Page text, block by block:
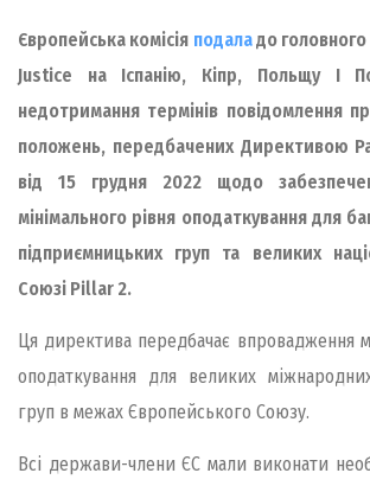
Європейська комісія подаладо
Justice на Іспанію, Кіпр, Польщу І
недотримання термінів повідомлення
положень, передбачених Директивою
від 15 грудня 2022 щодо
мінімального рівня оподаткування для
підприємницьких груп та великих
Союзі Pillar 2.
Ця директива передбачає впровадження
оподаткування для великих
груп в межах Європейського Союзу.
Всі держави-члени ЄС мали виконати